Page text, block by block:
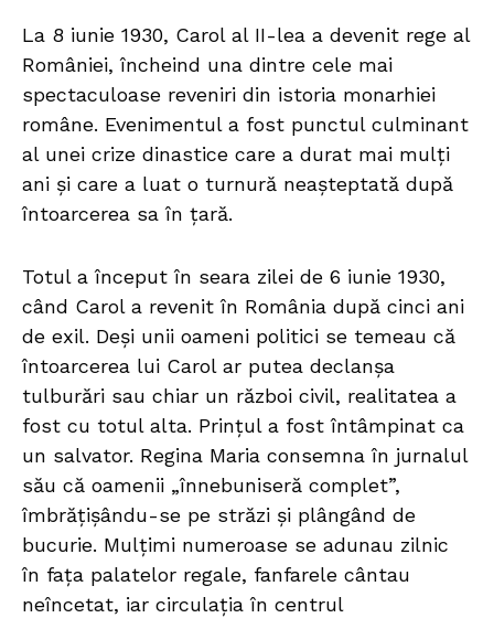
La 8 iunie 1930, Carol al II-lea a devenit rege al
României, încheind una dintre cele mai
spectaculoase reveniri din istoria monarhiei
române. Evenimentul a fost punctul culminant
al unei crize dinastice care a durat mai mulți
ani și care a luat o turnură neașteptată după
întoarcerea sa în țară.
Totul a început în seara zilei de 6 iunie 1930,
când Carol a revenit în România după cinci ani
de exil. Deși unii oameni politici se temeau că
întoarcerea lui Carol ar putea declanșa
tulburări sau chiar un război civil, realitatea a
fost cu totul alta. Prințul a fost întâmpinat ca
un salvator. Regina Maria consemna în jurnalul
său că oamenii „înnebuniseră complet”,
îmbrățișându-se pe străzi și plângând de
bucurie. Mulțimi numeroase se adunau zilnic
în fața palatelor regale, fanfarele cântau
neîncetat, iar circulația în centrul